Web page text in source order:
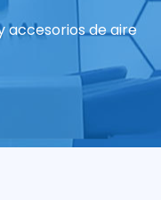
accesorios de aire